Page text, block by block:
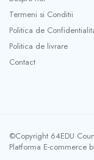
Termeni si Conditii
Politica de
Politica de livrare
Contact
©Copyright 64EDU
Platforma E-commerce